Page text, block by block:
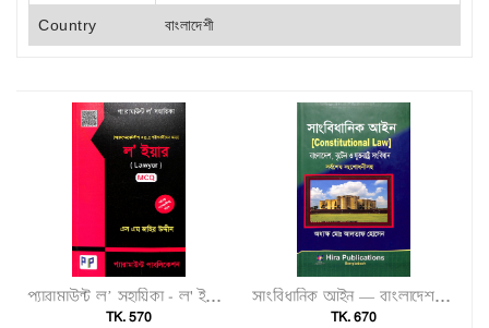
Country বাংলাদেশী
প্যারামাউন্ট ল’ সহায়িকা - ল' ইয়ার (MCQ)"
TK. 570
সাংবিধানিক আইন — বাংলাদেশ, ব্রুটেন ও যুক্তরাষ্ট্র সংবিধান সর্বশেষ সংশোধনীসহ"
TK. 670